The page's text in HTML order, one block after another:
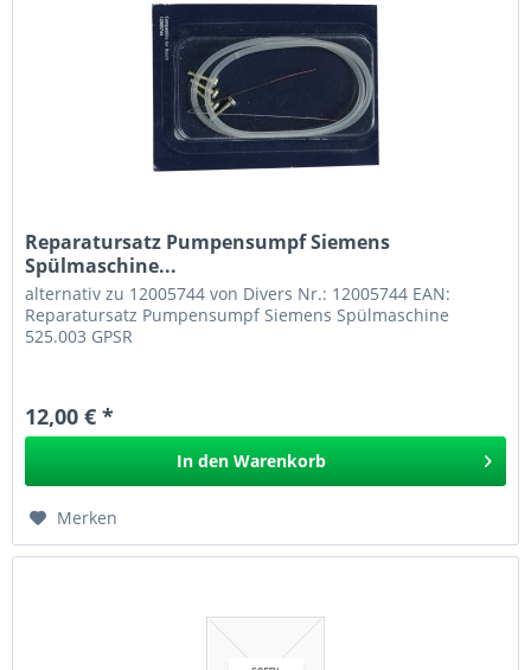
Reparatursatz Pumpensumpf Siemens
Spülmaschine...
alternativ zu 12005744 von Divers Nr.: 12005744 EAN:
Reparatursatz Pumpensumpf Siemens Spülmaschine
525.003 GPSR
12,00 € *
In den Warenkorb
Merken